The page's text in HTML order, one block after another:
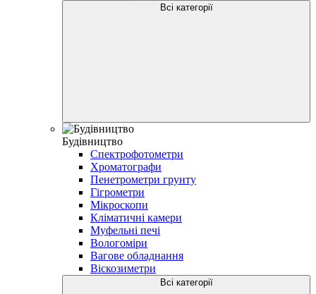
Всі категорії
Будівництво
Спектрофотометри
Хроматографи
Пенетрометри грунту
Гігрометри
Мікроскопи
Кліматичні камери
Муфельні печі
Вологоміри
Вагове обладнання
Віскозиметри
Всі категорії